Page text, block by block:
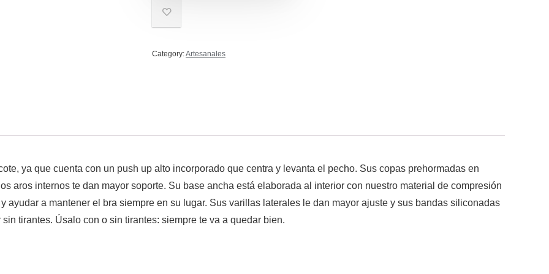
Category:Artesanales
ya que cuenta con un push up alto incorporado que centra y levanta el pecho. Sus copas prehormadas en
aros internos te dan mayor soporte. Su base ancha está elaborada al interior con nuestro material de compresión
ayudar a mantener el bra siempre en su lugar. Sus varillas laterales le dan mayor ajuste y sus bandas siliconadas
tirantes. Úsalo con o sin tirantes: siempre te va a quedar bien.